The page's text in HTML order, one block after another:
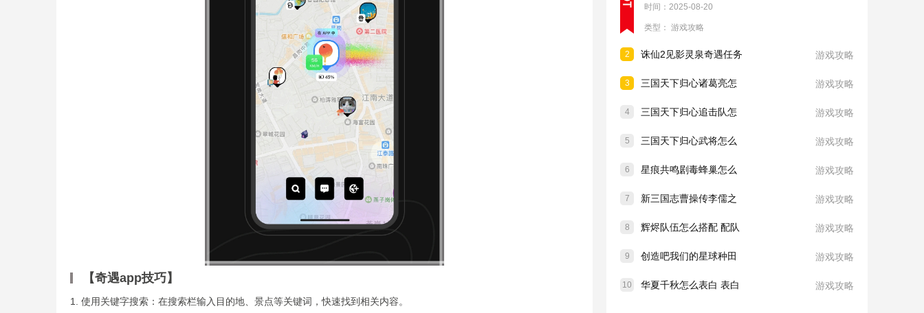
【奇遇app技巧】
1. 使用关键字搜索：在搜索栏输入目的地、景点等关键词，快速找到相关内容。
时间：2025-08-20
类型： 游戏攻略
2 诛仙2见影灵泉奇遇任务 游戏攻略
3 三国天下归心诸葛亮怎 游戏攻略
4 三国天下归心追击队怎 游戏攻略
5 三国天下归心武将怎么 游戏攻略
6 星痕共鸣剧毒蜂巢怎么 游戏攻略
7 新三国志曹操传李儒之 游戏攻略
8 辉烬队伍怎么搭配 配队 游戏攻略
9 创造吧我们的星球种田 游戏攻略
10 华夏千秋怎么表白 表白 游戏攻略